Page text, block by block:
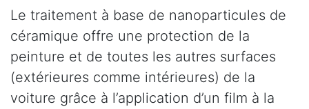
Le traitement à base de nanoparticules de
céramique offre une protection de la
peinture et de toutes les autres surfaces
(extérieures comme intérieures) de la
voiture grâce à l’application d’un film à la